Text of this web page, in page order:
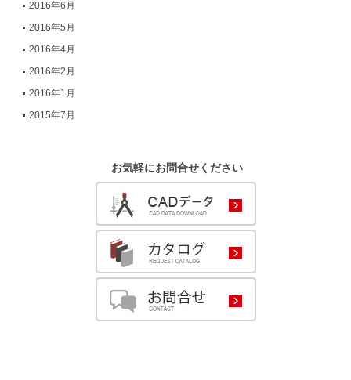
2016年6月
2016年5月
2016年4月
2016年2月
2016年1月
2015年7月
お気軽にお問合せください